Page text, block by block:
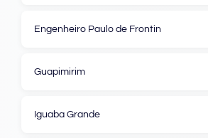
Engenheiro Paulo de Frontin
Guapimirim
Iguaba Grande